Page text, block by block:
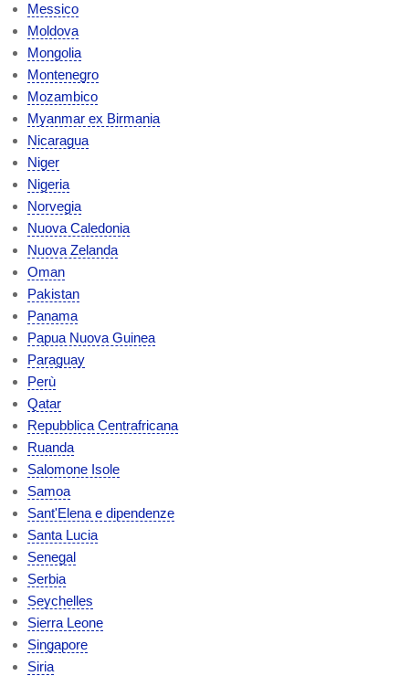
Messico
Moldova
Mongolia
Montenegro
Mozambico
Myanmar ex Birmania
Nicaragua
Niger
Nigeria
Norvegia
Nuova Caledonia
Nuova Zelanda
Oman
Pakistan
Panama
Papua Nuova Guinea
Paraguay
Perù
Qatar
Repubblica Centrafricana
Ruanda
Salomone Isole
Samoa
Sant'Elena e dipendenze
Santa Lucia
Senegal
Serbia
Seychelles
Sierra Leone
Singapore
Siria